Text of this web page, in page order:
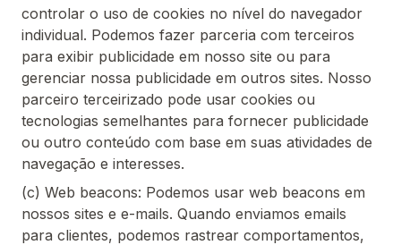
controlar o uso de cookies no nível do navegador
individual. Podemos fazer parceria com terceiros
para exibir publicidade em nosso site ou para
gerenciar nossa publicidade em outros sites. Nosso
parceiro terceirizado pode usar cookies ou
tecnologias semelhantes para fornecer publicidade
ou outro conteúdo com base em suas atividades de
navegação e interesses.
(c) Web beacons: Podemos usar web beacons em
nossos sites e e-mails. Quando enviamos emails
para clientes, podemos rastrear comportamentos,